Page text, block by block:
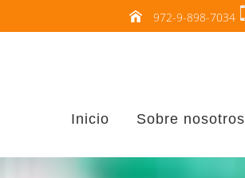
972-9-898-7034
Inicio Sobre nosotros